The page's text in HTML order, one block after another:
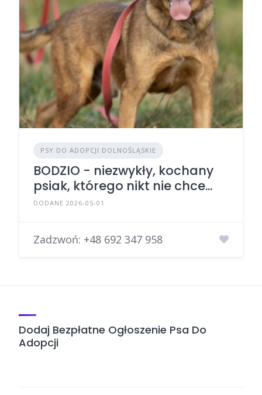
PSY DO ADOPCJI DOLNOŚLĄSKIE
BODZIO - niezwykły, kochany
psiak, którego nikt nie chce...
DODANE 2026-05-01
Zadzwoń: +48 692 347 958
Dodaj Bezpłatne Ogłoszenie Psa Do
Adopcji